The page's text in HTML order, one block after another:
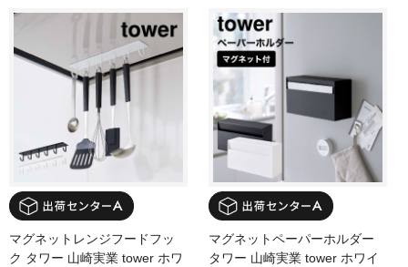
マグネットレンジフードフッ
ク タワー 山崎実業 tower ホワ
マグネットペーパーホルダー
タワー 山崎実業 tower ホワイ